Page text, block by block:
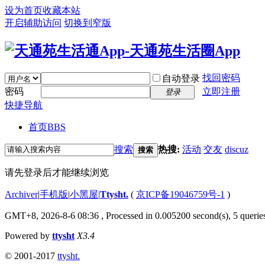
设为首页收藏本站
开启辅助访问 切换到窄版
自动登录 找回密码
密码
登录
立即注册
快捷导航
首页BBS
搜索 搜索 热搜: 活动 交友 discuz
请先登录后才能继续浏览
Archiver|手机版|小黑屋|Ttysht. ( 京ICP备19046759号-1 )
GMT+8, 2026-8-6 08:36 , Processed in 0.005200 second(s), 5
Powered by ttysht X3.4
© 2001-2017 ttysht.